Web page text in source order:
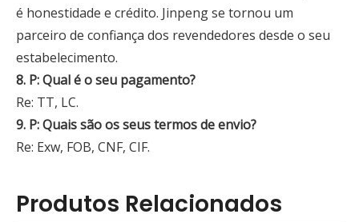
é honestidade e crédito. Jinpeng se tornou um
parceiro de confiança dos revendedores desde o seu
estabelecimento.
8. P: Qual é o seu pagamento?
Re: TT, LC.
9. P: Quais são os seus termos de envio?
Re: Exw, FOB, CNF, CIF.
Produtos Relacionados